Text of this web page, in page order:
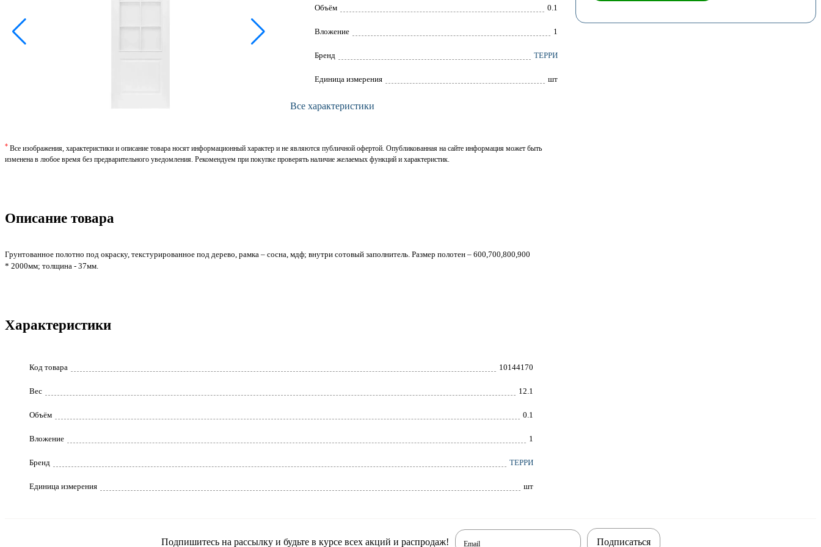
Объём 0.1
Вложение 1
Брeнд ТЕРРИ
Единица измерения шт
Все характеристики
* Все изображения, характеристики и описание товара носят информационный характер и не являются публичной офертой. Опубликованная на сайте информация может быть
изменена в любое время без предварительного уведомления. Рекомендуем при покупке проверять наличие желаемых функций и характеристик.
Описание товара
Грунтованное полотно под окраску, текстурированное под дерево, рамка – сосна, мдф; внутри сотовый заполнитель. Размер полотен – 600,700,800,900
* 2000мм; толщина - 37мм.
Характеристики
Код товара 10144170
Вес 12.1
Объём 0.1
Вложение 1
Бренд ТЕРРИ
Единица измерения шт
Подпишитесь на рассылку и будьте в курсе всех акций и распродаж! Email Подписаться